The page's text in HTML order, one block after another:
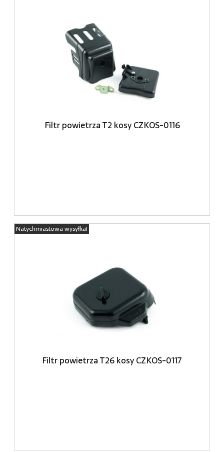
Filtr powietrza T2 kosy CZKOS-0116
Filtr powietrza T26 kosy CZKOS-0117
Natychmiastowa wysyłka!